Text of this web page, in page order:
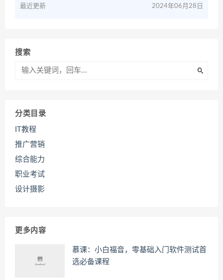
最近更新 2024年06月28日
搜索
分类目录
IT教程
推广营销
综合能力
职业考试
设计摄影
更多内容
慕课：小白福音，零基础入门软件测试首
选必备课程